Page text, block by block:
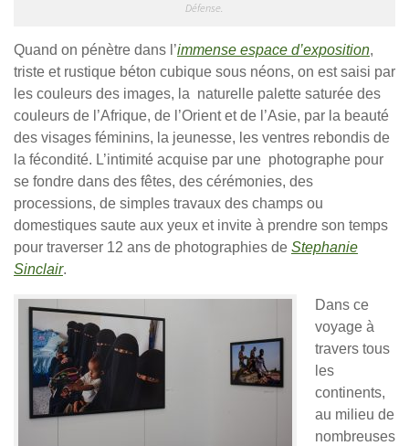
Défense.
Quand on pénètre dans l’immense espace d’exposition,
triste et rustique béton cubique sous néons, on est saisi par
les couleurs des images, la naturelle palette saturée des
couleurs de l’Afrique, de l’Orient et de l’Asie, par la beauté
des visages féminins, la jeunesse, les ventres rebondis de
la fécondité. L’intimité acquise par une photographe pour
se fondre dans des fêtes, des cérémonies, des
processions, de simples travaux des champs ou
domestiques saute aux yeux et invite à prendre son temps
pour traverser 12 ans de photographies de Stephanie
Sinclair.
Dans ce
voyage à
travers tous
les
continents,
au milieu de
nombreuses